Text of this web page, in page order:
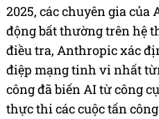
2025, các chuyên gia
động bất thường trên hệ
điều tra, Anthropic xác
điệp mạng tinh vi nhất
công đã biến AI từ công
thực thi các cuộc tấn